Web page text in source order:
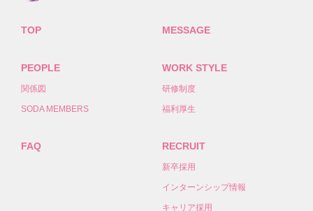
TOP MESSAGE
PEOPLE
関係図
SODA MEMBERS
WORK STYLE
研修制度
福利厚生
FAQ RECRUIT
新卒採用
インターンシップ情報
キャリア採用